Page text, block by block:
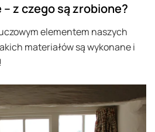
z czego są zrobione?
elementem naszych
materiałów są wykonane i